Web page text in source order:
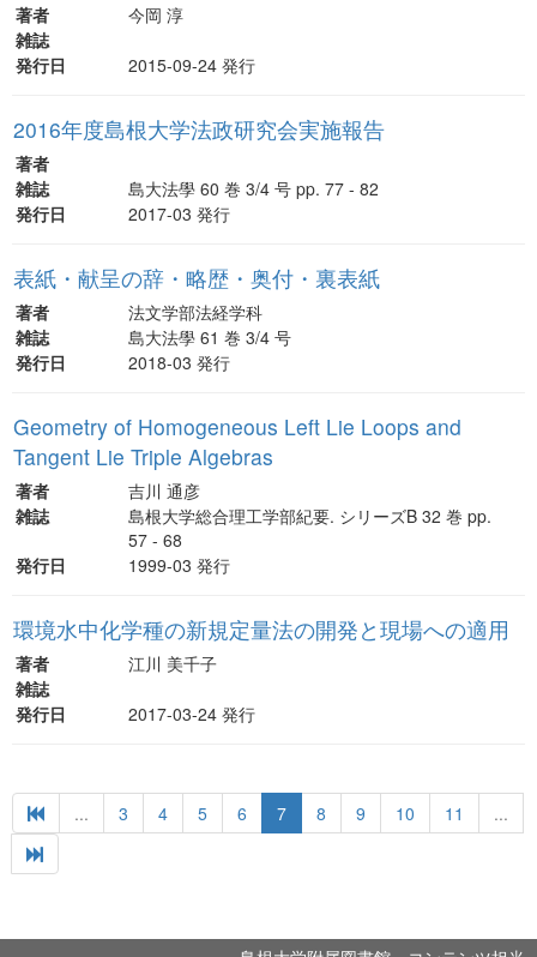
著者
今岡 淳
雑誌
発行日
2015-09-24 発行
2016年度島根大学法政研究会実施報告
著者
雑誌
島大法學 60 巻 3/4 号 pp. 77 - 82
発行日
2017-03 発行
表紙・献呈の辞・略歴・奥付・裏表紙
著者
法文学部法経学科
雑誌
島大法學 61 巻 3/4 号
発行日
2018-03 発行
Geometry of Homogeneous Left Lie Loops and
Tangent Lie Triple Algebras
著者
吉川 通彦
雑誌
島根大学総合理工学部紀要. シリーズB 32 巻 pp.
57 - 68
発行日
1999-03 発行
環境水中化学種の新規定量法の開発と現場への適用
著者
江川 美千子
雑誌
発行日
2017-03-24 発行
... 3 4 5 6 7 8 9 10 11 ...